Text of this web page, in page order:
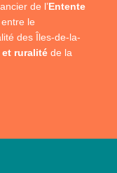
de l’Entente
le
des Îles-de-la-
ruralité de la